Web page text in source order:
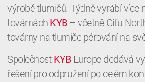
výrobě tlumičů. Týdně vyrábí více
továrnách KYB– včetně Gifu
továrny na tlumiče pérování na
Společnost KYBEurope dodává
řešení pro odpružení po celém